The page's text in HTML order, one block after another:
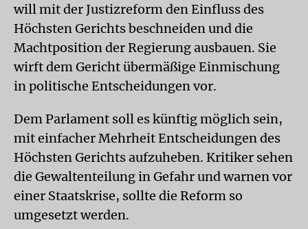
will mit der Justizreform den Einfluss des
Höchsten Gerichts beschneiden und die
Machtposition der Regierung ausbauen. Sie
wirft dem Gericht übermäßige Einmischung
in politische Entscheidungen vor.
Dem Parlament soll es künftig möglich sein,
mit einfacher Mehrheit Entscheidungen des
Höchsten Gerichts aufzuheben. Kritiker sehen
die Gewaltenteilung in Gefahr und warnen vor
einer Staatskrise, sollte die Reform so
umgesetzt werden.